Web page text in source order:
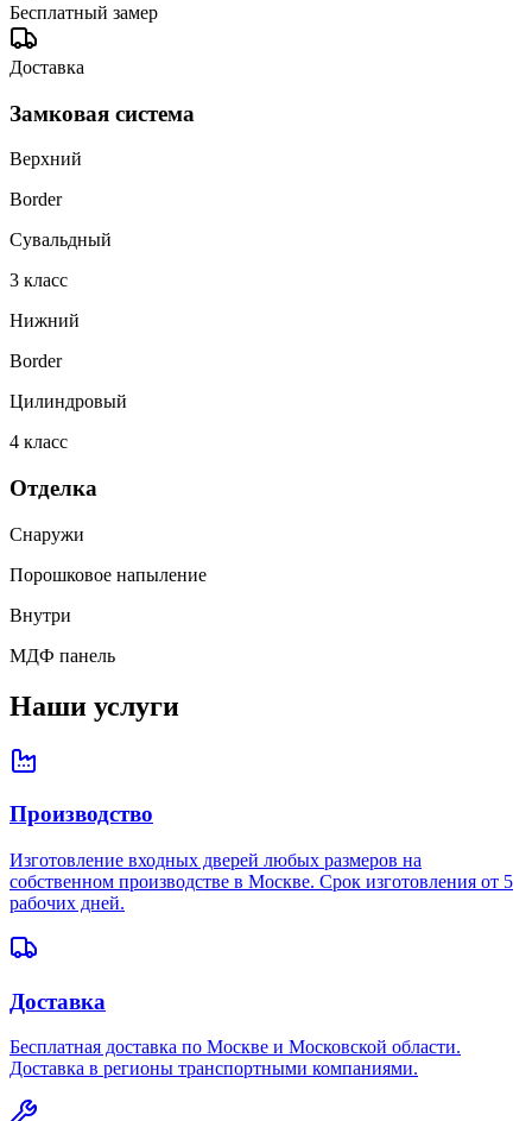
Бесплатный замер
Доставка
Замковая система
Верхний
Border
Сувальдный
3 класс
Нижний
Border
Цилиндровый
4 класс
Отделка
Снаружи
Порошковое напыление
Внутри
МДФ панель
Наши услуги
Производство
Изготовление входных дверей любых размеров на
собственном производстве в Москве. Срок изготовления от 5
рабочих дней.
Доставка
Бесплатная доставка по Москве и Московской области.
Доставка в регионы транспортными компаниями.